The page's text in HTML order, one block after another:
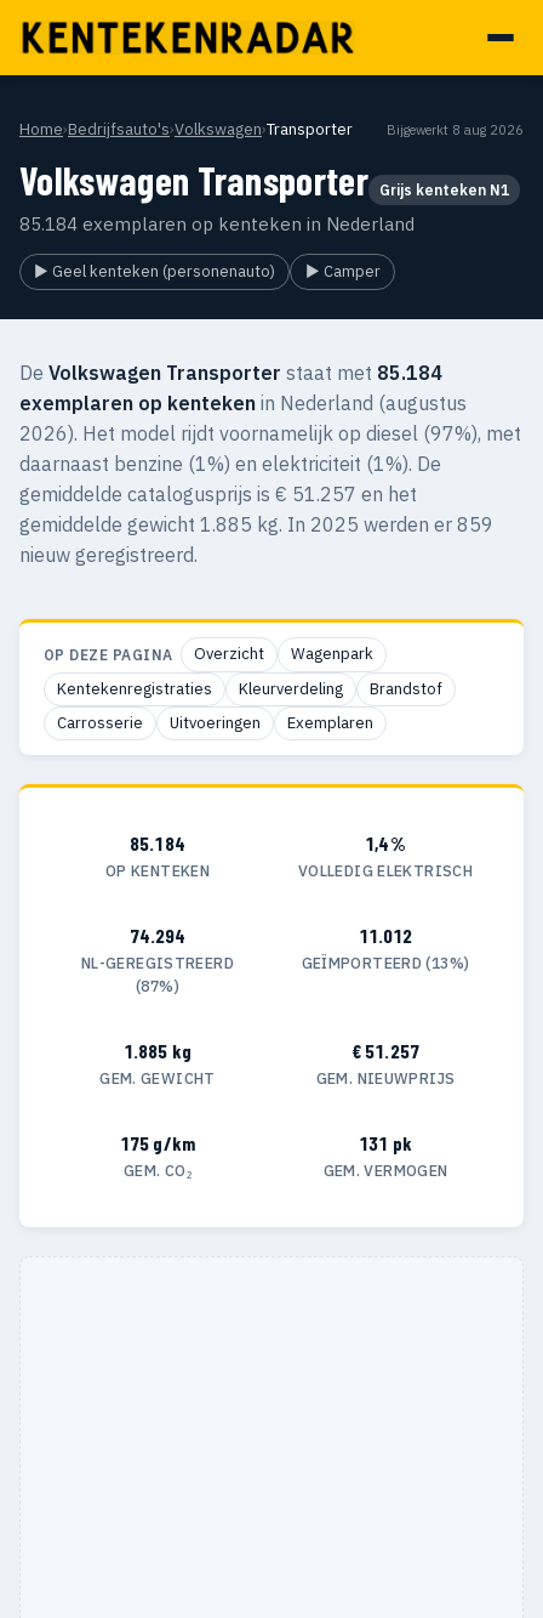
Home›Bedrijfsauto's›Volkswagen›Transporter Bijgewerkt 8 aug 2026
Volkswagen Transporter Grijs kenteken N1
85.184 exemplaren op kenteken in Nederland
▶ Geel kenteken (personenauto) ▶ Camper
De Volkswagen Transporter staat met 85.184
exemplaren op kenteken in Nederland (augustus
2026). Het model rijdt voornamelijk op diesel (97%), met
daarnaast benzine (1%) en elektriciteit (1%). De
gemiddelde catalogusprijs is € 51.257 en het
gemiddelde gewicht 1.885 kg. In 2025 werden er 859
nieuw geregistreerd.
OP DEZE PAGINA Overzicht
Wagenpark
Kentekenregistraties
Kleurverdeling
Brandstof
Carrosserie
Uitvoeringen Exemplaren
85.184
OP KENTEKEN
1,4%
VOLLEDIG ELEKTRISCH
74.294
NL-GEREGISTREERD
(87%)
11.012
GEÏMPORTEERD (13%)
1.885 kg
GEM. GEWICHT
€ 51.257
GEM. NIEUWPRIJS
175 g/km
GEM. CO₂
131 pk
GEM. VERMOGEN